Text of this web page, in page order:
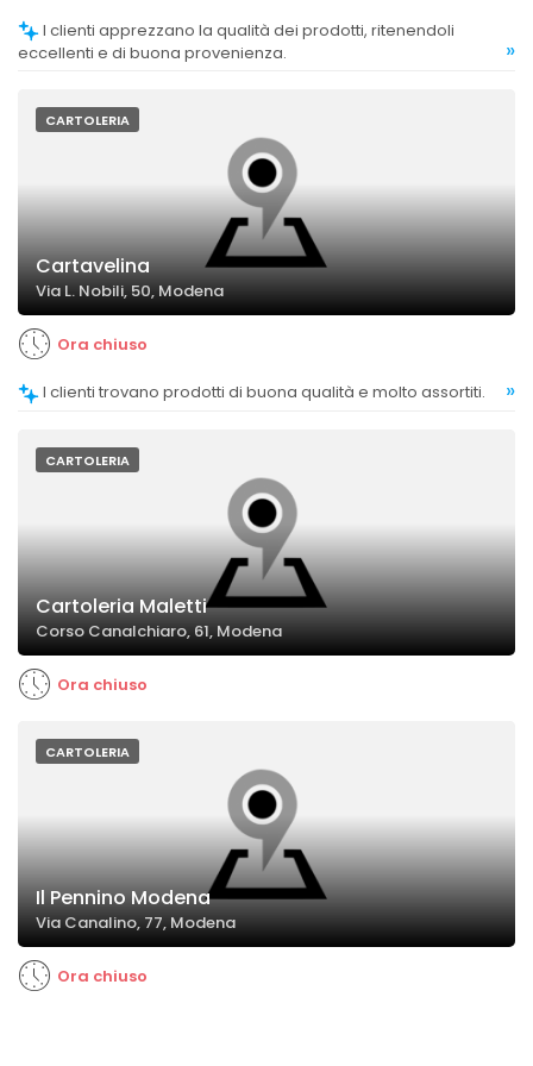
eccellenti e di buona provenienza.
»
CARTOLERIA
Cartavelina
Via L. Nobili, 50, Modena
Ora chiuso
I clienti trovano prodotti di buona qualità e molto assortiti. »
CARTOLERIA
Cartoleria Maletti
Corso Canalchiaro, 61, Modena
Ora chiuso
CARTOLERIA
Il Pennino Modena
Via Canalino, 77, Modena
Ora chiuso